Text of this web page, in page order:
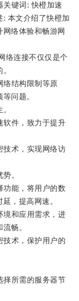
键词: 快橙加速
: 本文介绍了快橙加
网络体验和畅游网
连接不仅仅是个
结构限制等原
问题。
件，致力于提升
术，实现网络访
。
能，将用户的数
，提高网速。
和应用需求，进
畅。
术，保护用户的
所需的服务器节